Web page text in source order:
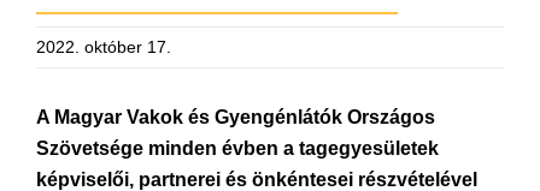
2022. október 17.
A Magyar Vakok és Gyengénlátók Országos
Szövetsége minden évben a tagegyesületek
képviselői, partnerei és önkéntesei részvételével